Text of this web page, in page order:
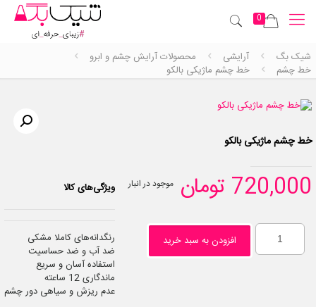
0
شیک بگ آرایشی
محصولات آرایش چشم و ابرو
خط چشم
خط چشم ماژیکی بالکو
خط چشم ماژیکی بالکو
720,000 تومان ویژگی‌های کالا
رنگدانه‌های کاملا مشکی
ضد آب و ضد حساسیت
استفاده آسان و سریع
ماندگاری 12 ساعته
عدم ریزش و سیاهی دور چشم
موجود در انبار
افزودن به سبد خرید